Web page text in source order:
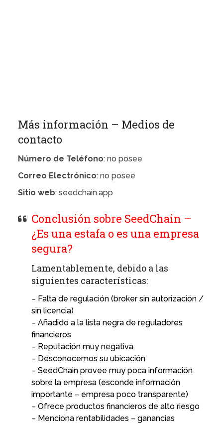
Más información – Medios de
contacto
Número de Teléfono: no posee
Correo Electrónico: no posee
Sitio web: seedchain.app
Conclusión sobre SeedChain –
¿Es una estafa o es una empresa
segura?
Lamentablemente, debido a las
siguientes características:
– Falta de regulación (broker sin autorización /
sin licencia)
– Añadido a la lista negra de reguladores
financieros
– Reputación muy negativa
– Desconocemos su ubicación
– SeedChain provee muy poca información
sobre la empresa (esconde información
importante – empresa poco transparente)
– Ofrece productos financieros de alto riesgo
– Menciona rentabilidades – ganancias